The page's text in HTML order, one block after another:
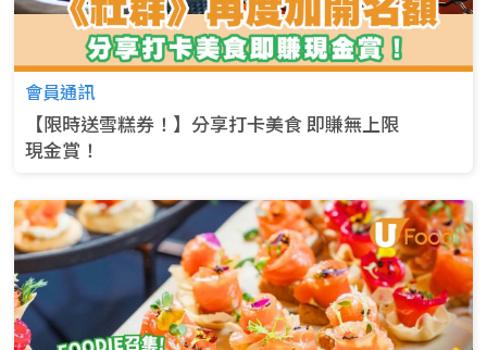
會員通訊
【限時送雪糕券！】分享打卡美食 即賺無上限
現⁠金⁠賞！